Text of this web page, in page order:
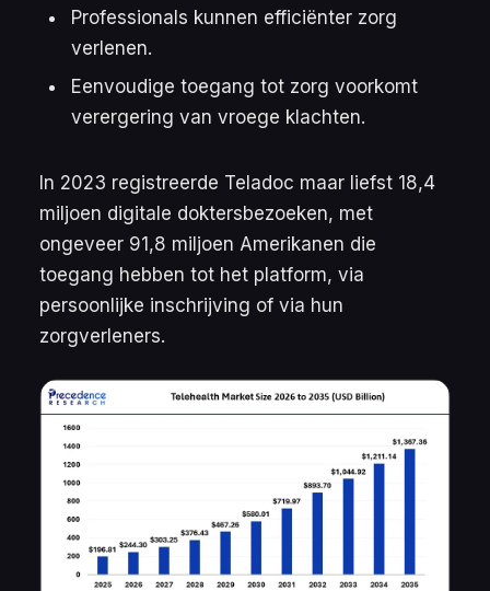
Professionals kunnen efficiënter zorg
verlenen.
Eenvoudige toegang tot zorg voorkomt
verergering van vroege klachten.
In 2023 registreerde Teladoc maar liefst 18,4
miljoen digitale doktersbezoeken, met
ongeveer 91,8 miljoen Amerikanen die
toegang hebben tot het platform, via
persoonlijke inschrijving of via hun
zorgverleners.